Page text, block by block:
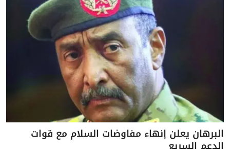
البرهان يعلن إنهاء مفاوضات السلام مع قوات